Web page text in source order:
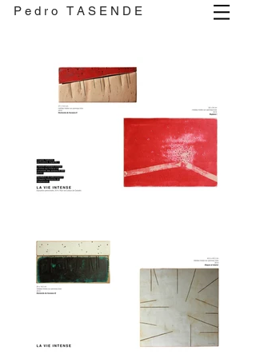
P e d r o T A S E N D E